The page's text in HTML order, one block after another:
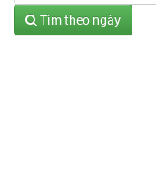
Tìm theo ngày